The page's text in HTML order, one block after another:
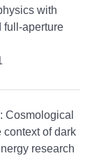
with
full-aperture
: Cosmological
of dark
research